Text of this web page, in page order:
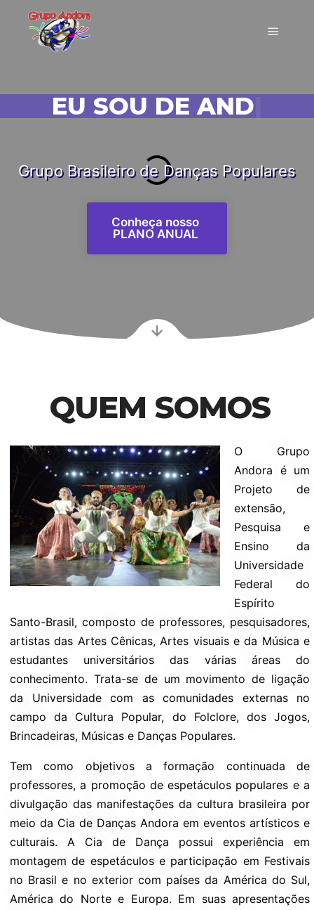
EU SOU DE ANDORA!
Grupo Brasileiro de Danças Populares
Conheça nosso
PLANO ANUAL
QUEM SOMOS
O Grupo
Andora é um
Projeto de
extensão,
Pesquisa e
Ensino da
Universidade
Federal do
Espírito
Santo-Brasil, composto de professores, pesquisadores,
artistas das Artes Cênicas, Artes visuais e da Música e
estudantes universitários das várias áreas do
conhecimento. Trata-se de um movimento de ligação
da Universidade com as comunidades externas no
campo da Cultura Popular, do Folclore, dos Jogos,
Brincadeiras, Músicas e Danças Populares.
Tem como objetivos a formação continuada de
professores, a promoção de espetáculos populares e a
divulgação das manifestações da cultura brasileira por
meio da Cia de Danças Andora em eventos artísticos e
culturais. A Cia de Dança possui experiência em
montagem de espetáculos e participação em Festivais
no Brasil e no exterior com países da América do Sul,
América do Norte e Europa. Em suas apresentações